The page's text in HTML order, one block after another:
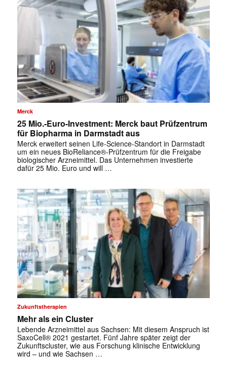
✕
Merck
25 Mio.-Euro-Investment: Merck baut Prüfzentrum
für Biopharma in Darmstadt aus
Merck erweitert seinen Life-Science-Standort in Darmstadt
um ein neues BioReliance®-Prüfzentrum für die Freigabe
biologischer Arzneimittel. Das Unternehmen investierte
dafür 25 Mio. Euro und will …
Zukunftstherapien
Mehr als ein Cluster
Lebende Arzneimittel aus Sachsen: Mit ­diesem Anspruch ist
SaxoCell® 2021 gestartet. Fünf Jahre später zeigt der
Zukunftscluster, wie aus Forschung klinische Entwicklung
wird – und wie Sachsen …